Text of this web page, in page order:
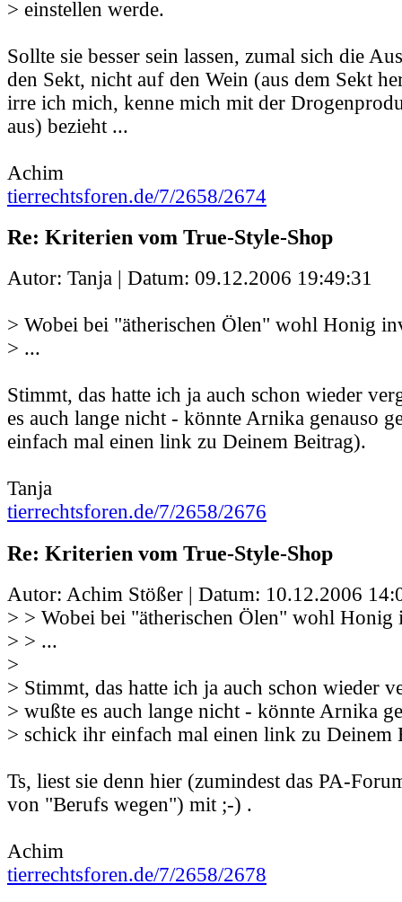
> einstellen werde.
Sollte sie besser sein lassen, zumal sich die
den Sekt, nicht auf den Wein (aus dem Sekt
irre ich mich, kenne mich mit der
aus) bezieht ...
Achim
tierrechtsforen.de/7/2658/2674
Re: Kriterien vom True-Style-Shop
Autor: Tanja | Datum: 09.12.2006 19:49:31
> Wobei bei "ätherischen Ölen" wohl Honig
> ...
Stimmt, das hatte ich ja auch schon wieder
es auch lange nicht - könnte Arnika genauso
einfach mal einen link zu Deinem Beitrag).
Tanja
tierrechtsforen.de/7/2658/2676
Re: Kriterien vom True-Style-Shop
Autor: Achim Stößer | Datum: 10.12.2006
> > Wobei bei "ätherischen Ölen" wohl
> > ...
>
> Stimmt, das hatte ich ja auch schon wieder
> wußte es auch lange nicht - könnte Arnika
> schick ihr einfach mal einen link zu Deinem
Ts, liest sie denn hier (zumindest das PA-
von "Berufs wegen") mit ;-) .
Achim
tierrechtsforen.de/7/2658/2678